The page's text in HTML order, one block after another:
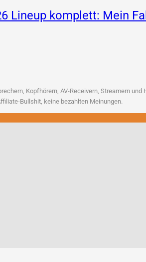
Lineup komplett: Mein
Kopf­hö­rern, AV-Recei­vern, Strea­mern
Bull­shit, kei­ne bezahl­ten Meinungen.